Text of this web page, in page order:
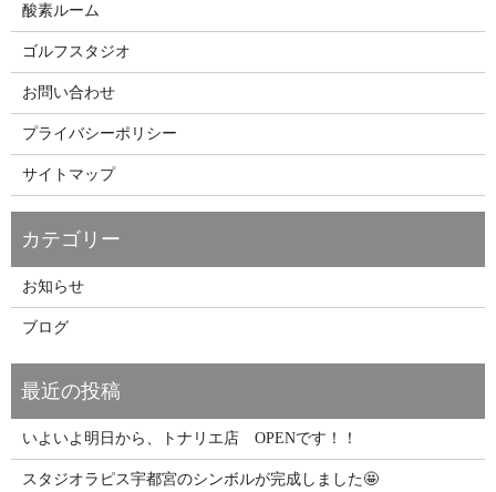
酸素ルーム
ゴルフスタジオ
お問い合わせ
プライバシーポリシー
サイトマップ
お知らせ
ブログ
いよいよ明日から、トナリエ店 OPENです！！
スタジオラピス宇都宮のシンボルが完成しました🤩